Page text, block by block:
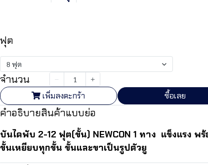
ฟุต
8 ฟุต
จำนวน
เพิ่มลงตะกร้า ซื้อเลย
คำอธิบายสินค้าแบบย่อ
บันไดพับ 2-12 ฟุต(ขั้น) NEWCON 1 ทาง แข็งแรง พร้
ขั้นเหยียบทุกขั้น ขั้นและขาเป็นรูปตัวยู